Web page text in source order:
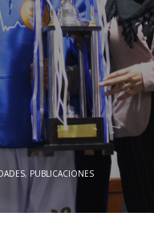
, PUBLICACIONES